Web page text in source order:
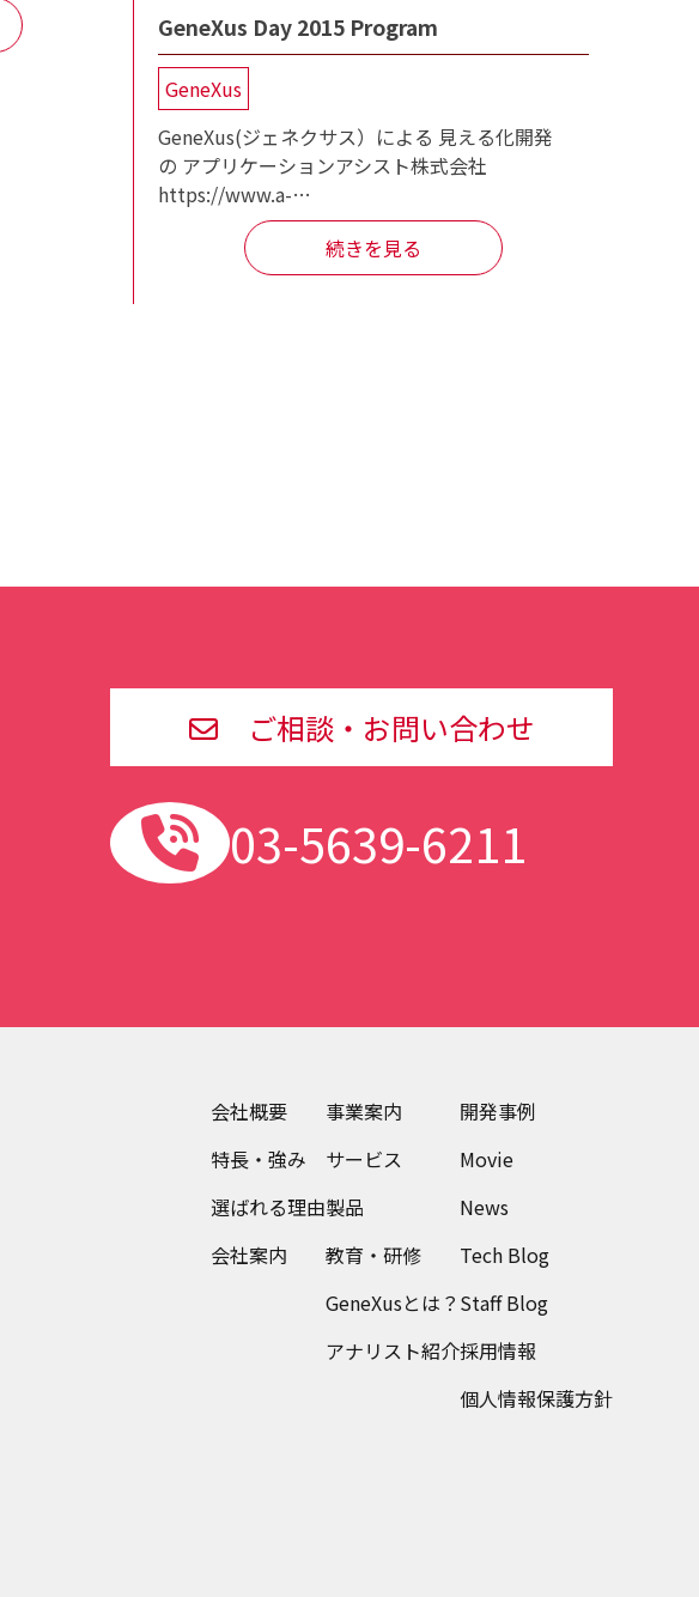
GeneXus Day 2015 Program
GeneXus
GeneXus(ジェネクサス）による 見える化開発
の アプリケーションアシスト株式会社
https://www.a-…
続きを見る
ご相談・お問い合わせ
03-5639-6211
会社概要
特長・強み
選ばれる理由
会社案内
事業案内
サービス
製品
教育・研修
GeneXusとは？
アナリスト紹介
開発事例
Movie
News
Tech Blog
Staff Blog
採用情報
個人情報保護方針